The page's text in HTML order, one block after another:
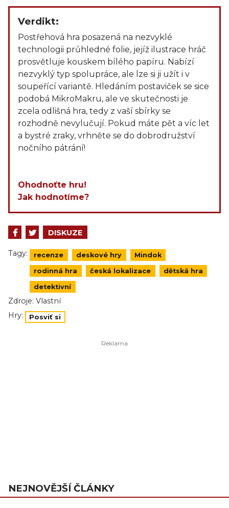
Verdikt:
Postřehová hra posazená na nezvyklé
technologii průhledné folie, jejíž ilustrace hráč
prosvětluje kouskem bílého papíru. Nabízí
nezvyklý typ spolupráce, ale lze si ji užít i v
soupeřící variantě. Hledáním postaviček se sice
podobá MikroMakru, ale ve skutečnosti je
zcela odlišná hra, tedy z vaší sbírky se
rozhodně nevylučují. Pokud máte pět a víc let
a bystré zraky, vrhněte se do dobrodružství
nočního pátrání!
Ohodnoťte hru!
Jak hodnotíme?
DISKUZE
Tagy: recenze deskové hry Mindok
rodinná hra česká lokalizace dětská hra
detektivní
Zdroje: Vlastní
Hry:
Posviť si
NEJNOVĚJŠÍ ČLÁNKY